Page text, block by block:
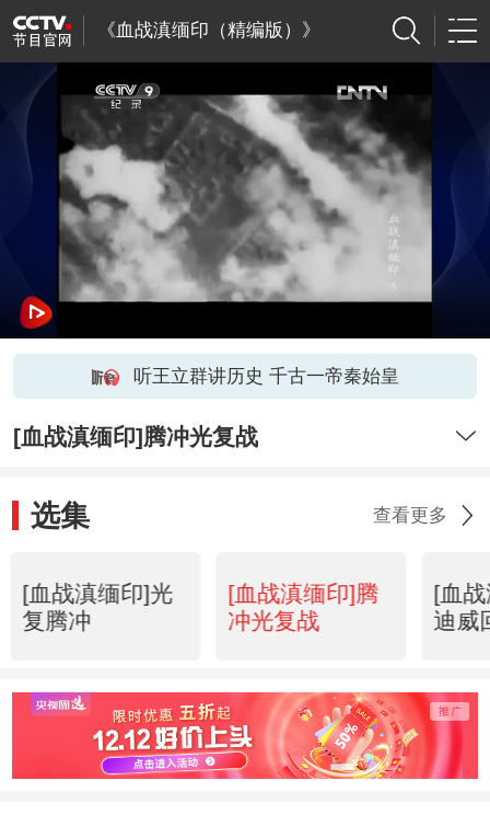
《血战滇缅印（精编版）》
听王立群讲历史 千古一帝秦始皇
[血战滇缅印]腾冲光复战
选集 查看更多
[血战滇缅印]光
复腾冲
[血战滇缅印]腾
冲光复战
[血
迪威